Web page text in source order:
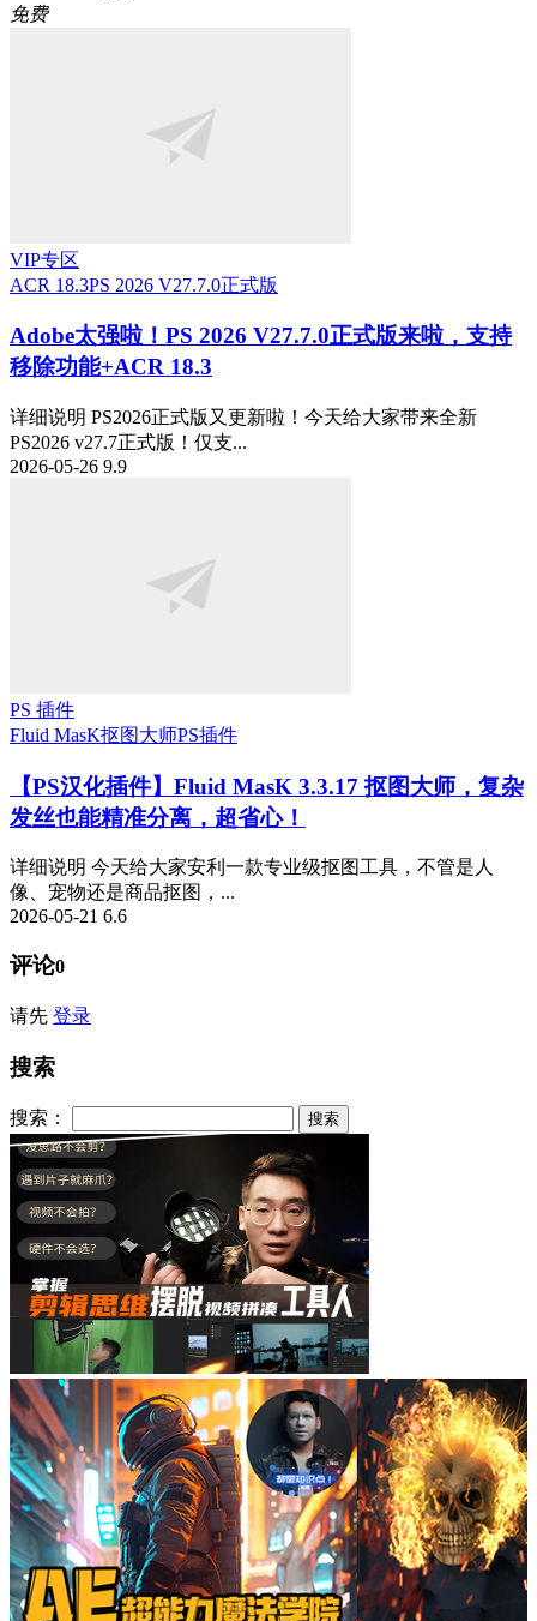
免费
VIP专区
ACR 18.3PS 2026 V27.7.0正式版
Adobe太强啦！PS 2026 V27.7.0正式版来啦，支持
移除功能+ACR 18.3
详细说明 PS2026正式版又更新啦！今天给大家带来全新
PS2026 v27.7正式版！仅支...
2026-05-26 9.9
PS 插件
Fluid MasK抠图大师PS插件
【PS汉化插件】Fluid MasK 3.3.17 抠图大师，复杂
发丝也能精准分离，超省心！
详细说明 今天给大家安利一款专业级抠图工具，不管是人
像、宠物还是商品抠图，...
2026-05-21 6.6
评论0
请先 登录
搜索
搜索：